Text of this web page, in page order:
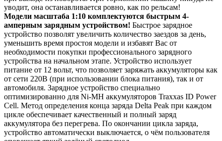
уводит, она останавливается ровно, как по рельсам!
Модели масштаба 1:10 комплектуются быстрым 4-
амперным зарядным устройством! Быстрое зарядное
устройство позволят увеличить количество заездов за день,
уменьшить время простоя модели и избавят Вас от
необходимости покупки профессионального зарядного
устройства на начальном этапе. Устройство использует
питание от 12 вольт, что позволяет заряжать аккумуляторы как
от сети 220В (при использовании блока питания), так и от
автомобиля. Зарядное устройство специально
оптимизированно для Ni-MH аккумуляторов Traxxas ID Power
Cell. Метод определения конца заряда Delta Peak при каждом
цикле обеспечивает качественный и полный заряд
аккумулятора без перегрева. По окончании цикла заряда,
устройство автоматически выключается, о чём пользователя